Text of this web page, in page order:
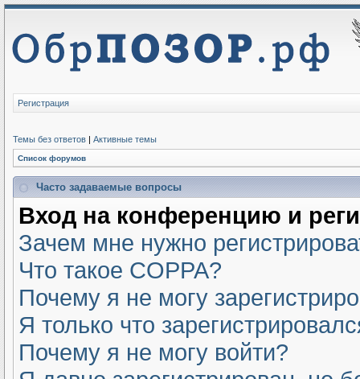
Регистрация
Темы без ответов | Активные темы
Список форумов
Часто задаваемые вопросы
Вход на конференцию и
Зачем мне нужно
Что такое COPPA?
Почему я не могу
Я только что
Почему я не могу войти?